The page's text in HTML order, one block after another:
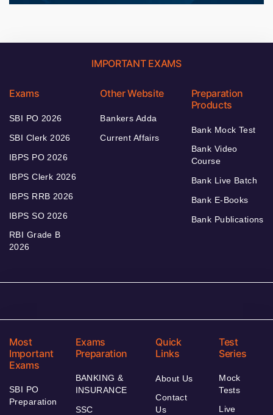
IMPORTANT EXAMS
Exams
SBI PO 2026
SBI Clerk 2026
IBPS PO 2026
IBPS Clerk 2026
IBPS RRB 2026
IBPS SO 2026
RBI Grade B
2026
Other Website
Bankers Adda
Current Affairs
Preparation
Products
Bank Mock Test
Bank Video
Course
Bank Live Batch
Bank E-Books
Bank Publications
Most
Important
Exams
SBI PO
Preparation
Exams
Preparation
BANKING &
INSURANCE
SSC
Quick
Links
About Us
Contact
Us
Test
Series
Mock
Tests
Live